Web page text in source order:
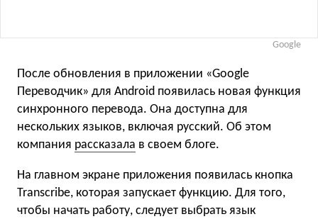
Goоgle
После обновления в приложении «Goоgle
Переводчик» для Android появилась новая функция
синхронного перевода. Она доступна для
нескольких языков, включая русский. Об этом
компания рассказала в своем блоге.
На главном экране приложения появилась кнопка
Transcribe, которая запускает функцию. Для того,
чтобы начать работу, следует выбрать язык